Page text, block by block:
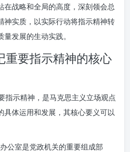
在战略和全局的高度，深刻领会总
神实质，以实际行动将指示精神转
发展的生动实践。
重要指示精神的核心
指示精神，是马克思主义立场观点
具体运用和发展，其核心要义可以
办公室是党政机关的重要组成部